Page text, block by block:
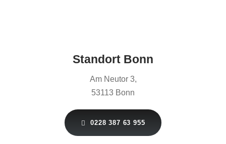
Standort Bonn
Am Neutor 3,
53113 Bonn
0228 387 63 955